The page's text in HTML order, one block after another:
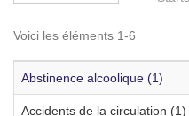
Voici les éléments 1-6
Abstinence alcoolique (1)
Accidents de la circulation (1)